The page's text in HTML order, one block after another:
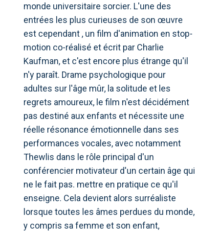
monde universitaire sorcier. L'une des
entrées les plus curieuses de son œuvre
est cependant , un film d'animation en stop-
motion co-réalisé et écrit par Charlie
Kaufman, et c'est encore plus étrange qu'il
n'y paraît. Drame psychologique pour
adultes sur l'âge mûr, la solitude et les
regrets amoureux, le film n'est décidément
pas destiné aux enfants et nécessite une
réelle résonance émotionnelle dans ses
performances vocales, avec notamment
Thewlis dans le rôle principal d'un
conférencier motivateur d'un certain âge qui
ne le fait pas. mettre en pratique ce qu'il
enseigne. Cela devient alors surréaliste
lorsque toutes les âmes perdues du monde,
y compris sa femme et son enfant,